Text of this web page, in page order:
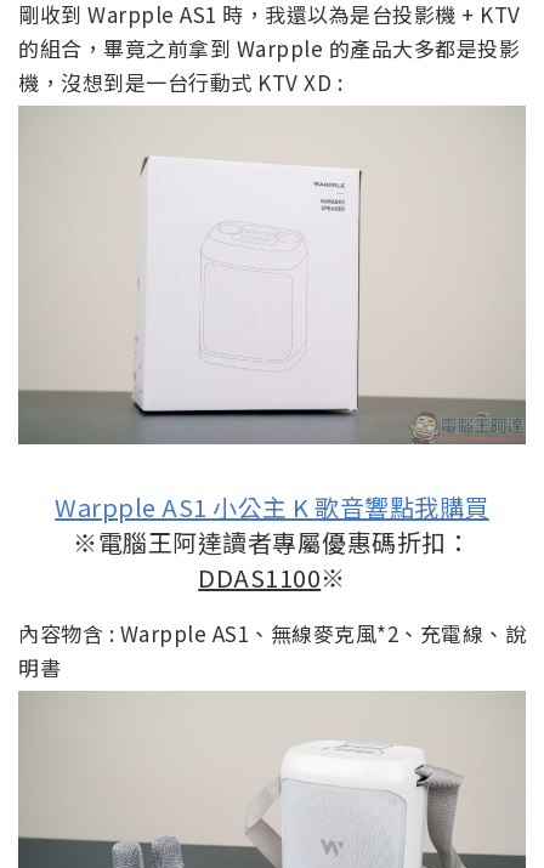
剛收到 Warpple AS1 時，我還以為是台投影機 + KTV
的組合，畢竟之前拿到 Warpple 的產品大多都是投影
機，沒想到是一台行動式 KTV XD :
Warpple AS1 小公主 K 歌音響點我購買
※電腦王阿達讀者專屬優惠碼折扣：
DDAS1100※
內容物含 : Warpple AS1、無線麥克風*2、充電線、說
明書